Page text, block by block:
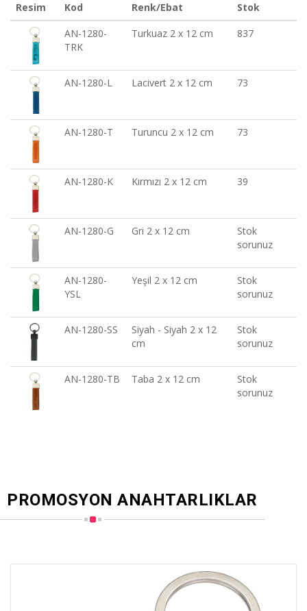
Resim Kod Renk/Ebat
Stok
AN-1280-
TRK
Turkuaz 2 x 12 cm 837
AN-1280-L Lacivert 2 x 12 cm 73
AN-1280-T Turuncu 2 x 12 cm 73
AN-1280-K Kırmızı 2 x 12 cm 39
AN-1280-G Gri 2 x 12 cm
Stok
sorunuz
AN-1280-
YSL
Yeşil 2 x 12 cm
Stok
sorunuz
AN-1280-SS
Siyah - Siyah 2 x 12
cm
Stok
sorunuz
AN-1280-TB Taba 2 x 12 cm
Stok
sorunuz
PROMOSYON ANAHTARLIKLAR